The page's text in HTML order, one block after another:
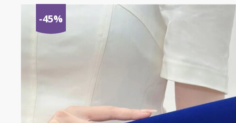
-45%